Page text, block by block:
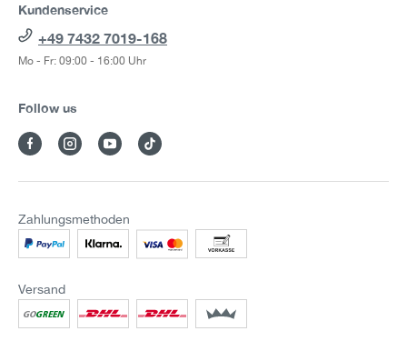
Kundenservice
+49 7432 7019-168
Mo - Fr: 09:00 - 16:00 Uhr
Follow us
Zahlungsmethoden
Versand